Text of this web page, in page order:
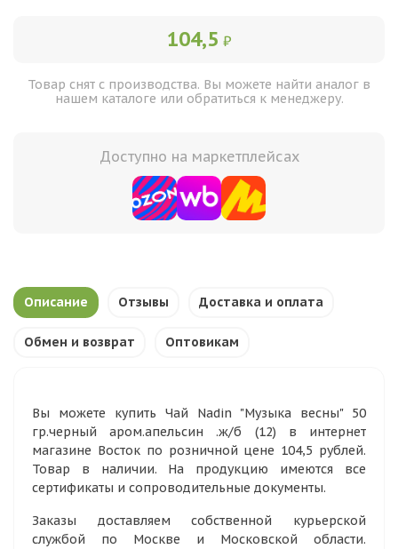
104,5 ₽
Товар снят с производства. Вы можете найти аналог в
нашем каталоге или обратиться к менеджеру.
Доступно на маркетплейсах
Описание Отзывы Доставка и оплата
Обмен и возврат Оптовикам
Вы можете купить Чай Nadin "Музыка весны" 50
гр.черный аром.апельсин .ж/б (12) в интернет
магазине Восток по розничной цене 104,5 рублей.
Товар в наличии. На продукцию имеются все
сертификаты и сопроводительные документы.
Заказы доставляем собственной курьерской
службой по Москве и Московской области.